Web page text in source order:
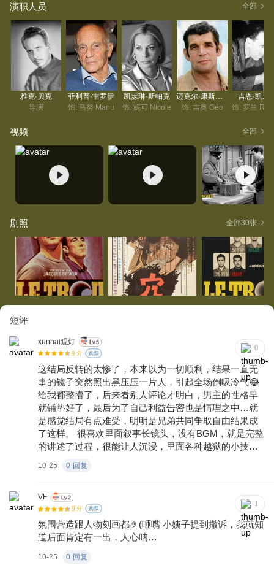
不遵循监规接纳新成员。彬彬有礼的克劳德逐渐赢得了其他人
的认可，此时他发现室友们正在策划一场周密的越狱计划，于
是也加入其中。他们打算挖地道逃出去，罗蓝德是越狱行动的
领头人。犯人们想尽办法，利用各种工具挖掘地道。就在越狱
即将成功之际，吉奥表示为了母亲放弃越狱，而克劳德的妻妹
带来了一个意外的好消息，克劳德似乎能顺理成章地获得自
由。面对这一局面，原本齐心协力的五个人将如何抉择？那些
谁？告密者又会有怎样的结局呢？
演职人员 全部
雅克·贝克
导演
菲利普·雷罗伊
饰: 马努 Manu
凯瑟琳·斯帕克
饰: 妮可 Nicole
迈克尔·康斯坦丁
饰: 吉奥 Géo
吉恩·凯乐
视频 全部
剧照 全部30张
短评
xunhai观灯
9 分 购票
0
这结局反转的太惨了，本来以为一切顺利，结果一直无
事的镜子突然照出黑压压一片人，引起全场倒吸冷气😂
给我都整懵了，后来看别人评论才明白，男主的性格早
就铺垫好了，最后为了自己利益告密也是情理之中…就
是感觉结局有点难受，明明是兄弟共同争取自由结果成
了这样。 很喜欢里面叙事长镜头，没有BGM，就是完整
的讲述了过程，很能让人沉浸，里面各种越狱的小技巧
10-25 0 回复
VF
9 分 购票
1
氛围营造跟人物刻画都🤌(咂嘴 小姨子提到撤诉，我就知
道后面肯定有一出，人心呐…
10-25 0 回复